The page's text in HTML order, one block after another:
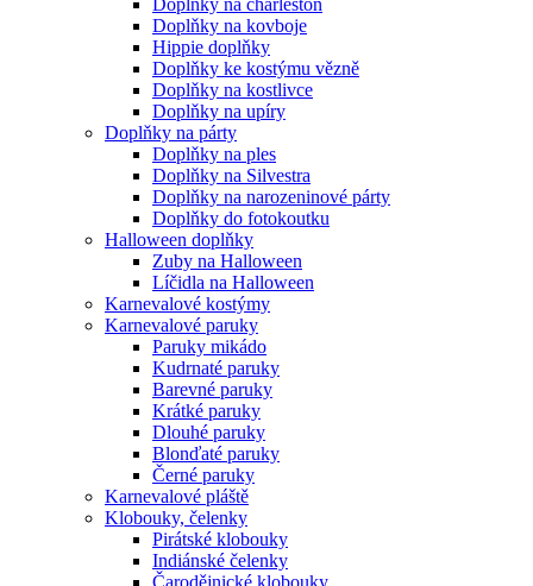
Doplňky na kovboje
Hippie doplňky
Doplňky ke kostýmu vězně
Doplňky na kostlivce
Doplňky na upíry
Doplňky na párty
Doplňky na ples
Doplňky na Silvestra
Doplňky na narozeninové párty
Doplňky do fotokoutku
Halloween doplňky
Zuby na Halloween
Líčidla na Halloween
Karnevalové kostýmy
Karnevalové paruky
Paruky mikádo
Kudrnaté paruky
Barevné paruky
Krátké paruky
Dlouhé paruky
Blonďaté paruky
Černé paruky
Karnevalové pláště
Klobouky, čelenky
Pirátské klobouky
Indiánské čelenky
Čarodějnické klobouky